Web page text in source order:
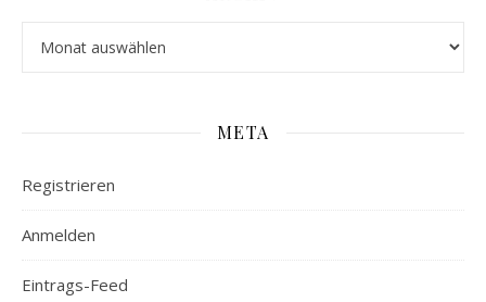
META
Registrieren
Anmelden
Eintrags-Feed